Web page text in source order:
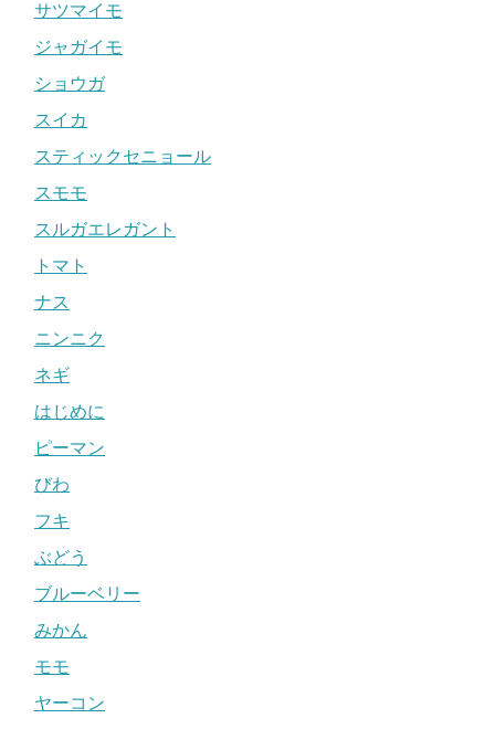
サツマイモ
ジャガイモ
ショウガ
スイカ
スティックセニョール
スモモ
スルガエレガント
トマト
ナス
ニンニク
ネギ
はじめに
ピーマン
びわ
フキ
ぶどう
ブルーベリー
みかん
モモ
ヤーコン